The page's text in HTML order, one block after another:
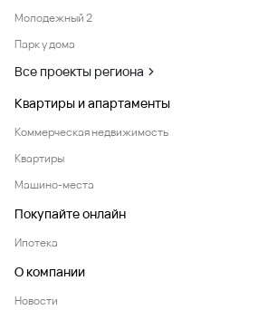
Молодежный 2
Парк у дома
Все проекты региона
Квартиры и апартаменты
Коммерческая недвижимость
Квартиры
Машино-места
Покупайте онлайн
Ипотека
О компании
Новости